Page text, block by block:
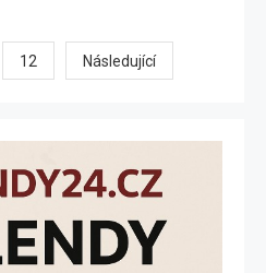
12 Následující